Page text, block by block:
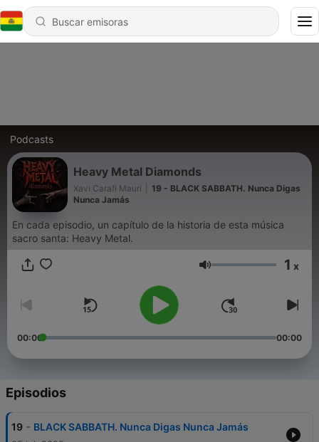
Podcasts
Heavy Metal Diamonds
Xavi Carafí Mauri
19 - BLACK SABBATH. Nunca Digas
Nunca Jamás
En cada episodio, un capítulo de la historia de esta música
sacro santa: Heavy Metal.
Volumen 1 x
00:00 00:00
Episodios
19 - BLACK SABBATH. Nunca Digas Nunca Jamás